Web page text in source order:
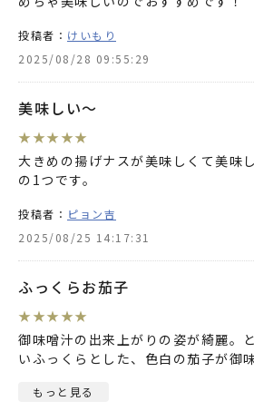
投稿者： けいもり
2025/08/28 09:55:29
美味しい〜
★ ★★ ★★
大きめの揚げナスが美味しくて美味
の1つです。
投稿者： ピョン吉
2025/08/25 14:17:31
ふっくらお茄子
★ ★★ ★★
御味噌汁の出来上がりの姿が綺麗。
いふっくらとした、色白の茄子が御
もっと見る